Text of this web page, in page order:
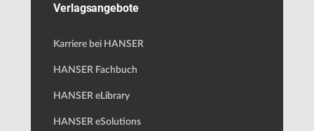
Verlagsangebote
Karriere bei HANSER
HANSER Fachbuch
HANSER eLibrary
HANSER eSolutions